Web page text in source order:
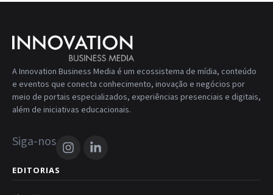
A Innovation Business Media é um ecossistema de mídia, conteúdo
e eventos que conecta conhecimento, inovação e negócios por
meio de portais especializados, experiências presenciais e digitais,
além de iniciativas educacionais.
Siga-nos
EDITORIAS